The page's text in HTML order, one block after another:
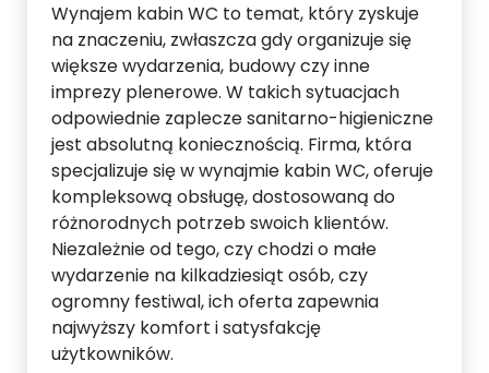
Wynajem kabin WC to temat, który zyskuje
na znaczeniu, zwłaszcza gdy organizuje się
większe wydarzenia, budowy czy inne
imprezy plenerowe. W takich sytuacjach
odpowiednie zaplecze sanitarno-higieniczne
jest absolutną koniecznością. Firma, która
specjalizuje się w wynajmie kabin WC, oferuje
kompleksową obsługę, dostosowaną do
różnorodnych potrzeb swoich klientów.
Niezależnie od tego, czy chodzi o małe
wydarzenie na kilkadziesiąt osób, czy
ogromny festiwal, ich oferta zapewnia
najwyższy komfort i satysfakcję
użytkowników.